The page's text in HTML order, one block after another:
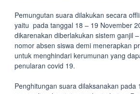
Pemungutan suara dilakukan secara
yaitu pada tanggal 18 – 19 November
dikarenakan diberlakukan sistem ganjil
nomor absen siswa demi menerapkan
untuk menghindari kerumunan yang
penularan covid 19.
Penghitungan suara dilaksanakan pada